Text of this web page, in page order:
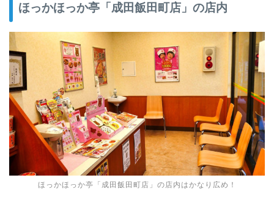
ほっかほっか亭「成田飯田町店」の店内
ほっかほっか亭「成田飯田町店」の店内はかなり広め！